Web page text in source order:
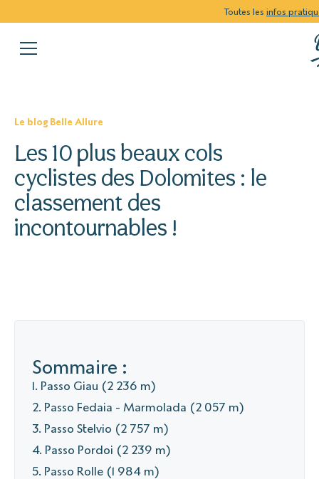
Toutes les infos
Le blog Belle Allure
Les 10 plus beaux cols
cyclistes des Dolomites : le
classement des
incontournables !
Sommaire :
1. Passo Giau (2 236 m)
2. Passo Fedaia - Marmolada (2 057 m)
3. Passo Stelvio (2 757 m)
4. Passo Pordoi (2 239 m)
5. Passo Rolle (1 984 m)